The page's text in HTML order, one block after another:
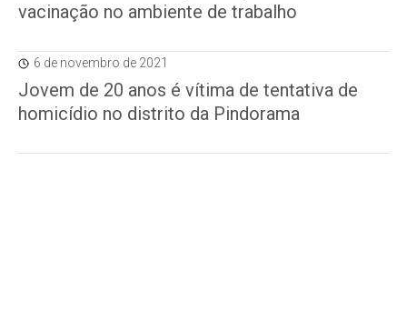
vacinação no ambiente de trabalho
6 de novembro de 2021
Jovem de 20 anos é vítima de tentativa de
homicídio no distrito da Pindorama